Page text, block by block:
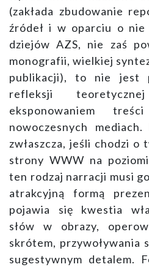
(zakłada zbudowanie
źródeł i w oparciu o nie
dziejów AZS, nie zaś
monografii, wielkiej
publikacji), to nie jest
refleksji
eksponowaniem
nowoczesnych
zwłaszcza, jeśli chodzi o
strony WWW na
ten rodzaj narracji musi
atrakcyjną formą
pojawia się kwestia
słów w obrazy,
skrótem, przywoływania
sugestywnym detalem.